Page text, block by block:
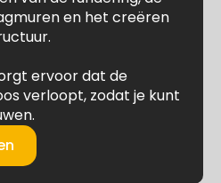
en het creëren
ervoor dat de
verloopt, zodat je kunt